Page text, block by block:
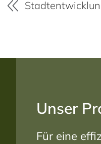
Unser
Für eine